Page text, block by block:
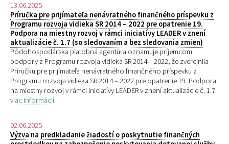
13.06.2025
Príručka pre prijímateľa nenávratného finančného príspevku z
Programu rozvoja vidieka SR 2014 – 2022 pre opatrenie 19.
Podpora na miestny rozvoj v rámci iniciatívy LEADER v znení
aktualizácie č. 1.7 (so sledovaním a bez sledovania zmien)
Pôdohospodárska platobná agentúra oznamuje príjemcom
podpory z Programu rozvoja vidieka SR 2014 – 2022, že zverejnila
Príručku pre prijímateľa nenávratného finančného príspevku z
Programu rozvoja vidieka SR 2014 – 2022 pre opatrenie 19. Podpora
na miestny rozvoj v rámci iniciatívy LEADER v znení aktualizácie č. 1.7.
viac informácií
02.06.2025
Výzva na predkladanie žiadostí o poskytnutie finančných